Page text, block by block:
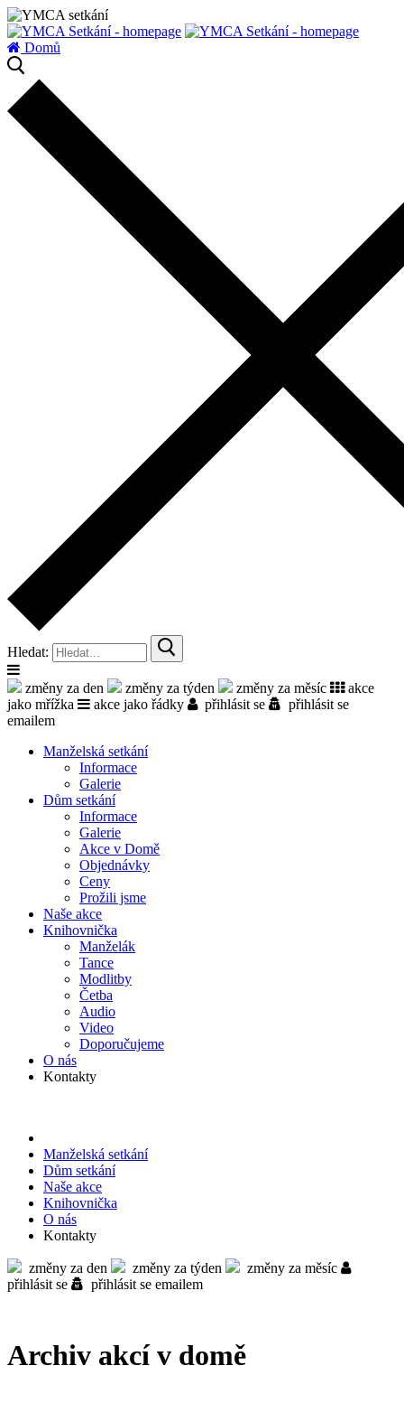
Domů
Hledat:
změny za den změny za týden změny za měsíc
akce
jako mřížka
akce jako řádky přihlásit se
přihlásit se
emailem
Manželská setkání
Informace
Galerie
Dům setkání
Informace
Galerie
Akce v Domě
Objed­návky
Ceny
Prožili jsme
Naše akce
Knihov­nička
Manželák
Tance
Modlitby
Četba
Audio
Video
Doporu­čujeme
O nás
Kontakty
Manželská setkání
Dům setkání
Naše akce
Knihov­nička
O nás
Kontakty
změny za den změny za týden
změny za měsíc
přihlásit se
přihlásit se emailem
Archiv akcí v domě
zatížení serveru